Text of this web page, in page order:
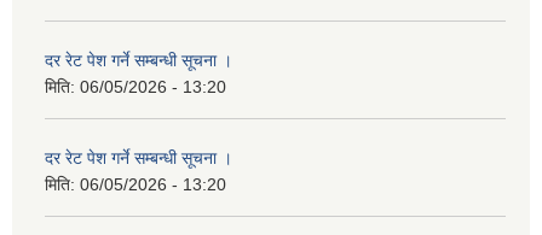
दर रेट पेश गर्ने सम्बन्धी सूचना ।
मिति: 06/05/2026 - 13:20
दर रेट पेश गर्ने सम्बन्धी सूचना ।
मिति: 06/05/2026 - 13:20